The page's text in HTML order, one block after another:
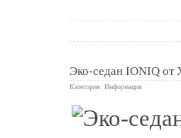
Эко-седан IONIQ от
Категория: Информация